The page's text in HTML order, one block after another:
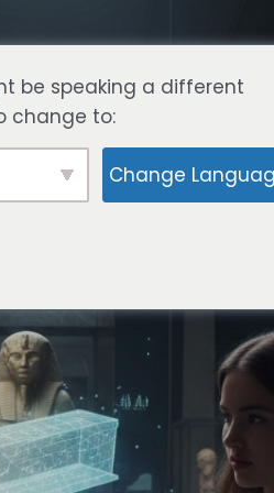
be speaking a different
change to:
Change